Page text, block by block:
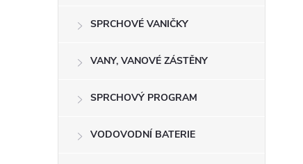
SPRCHOVÉ VANIČKY
VANY, VANOVÉ ZÁSTĚNY
SPRCHOVÝ PROGRAM
VODOVODNÍ BATERIE